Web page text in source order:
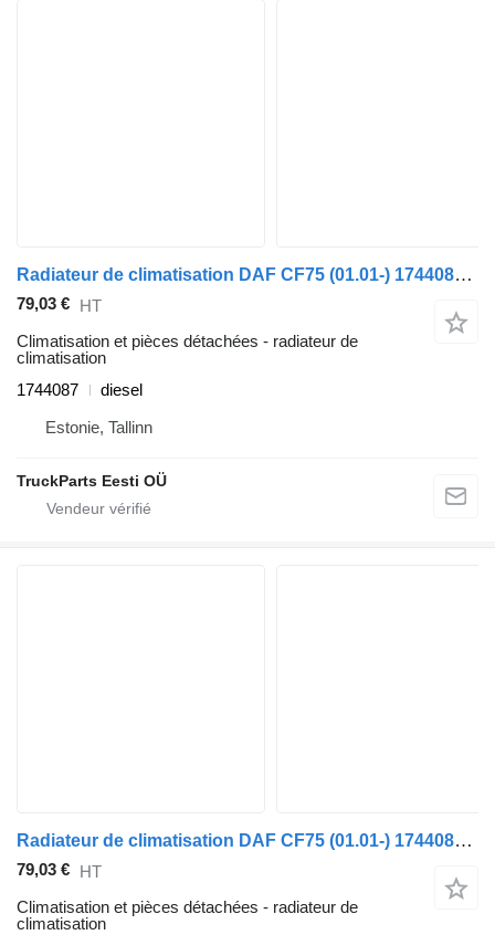
Radiateur de climatisation DAF CF75 (01.01-) 1744087 pour tracteur routier DAF LF45, LF55, LF180, CF65, CF75, CF85 (2001-)
79,03 € HT
Climatisation et pièces détachées - radiateur de
climatisation
1744087
diesel
Estonie, Tallinn
TruckParts Eesti OÜ
Radiateur de climatisation DAF CF75 (01.01-) 1744088 pour tracteur routier DAF LF45, LF55, LF180, CF65, CF75, CF85 (2001-)
79,03 € HT
Climatisation et pièces détachées - radiateur de
climatisation